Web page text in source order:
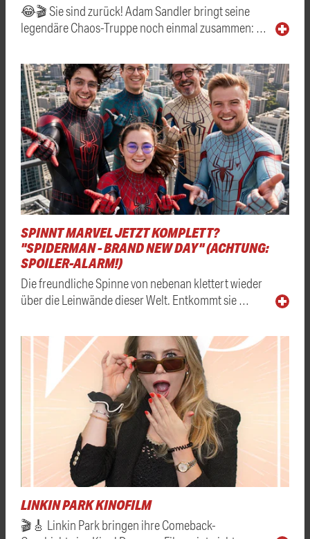
😂🎬 Sie sind zurück! Adam Sandler bringt seine
legendäre Chaos-Truppe noch einmal zusammen: …
SPINNT MARVEL JETZT KOMPLETT?
"SPIDERMAN - BRAND NEW DAY" (ACHTUNG:
SPOILER-ALARM!)
Die freundliche Spinne von nebenan klettert wieder
über die Leinwände dieser Welt. Entkommt sie …
LINKIN PARK KINOFILM
🎬🎸 Linkin Park bringen ihre Comeback-